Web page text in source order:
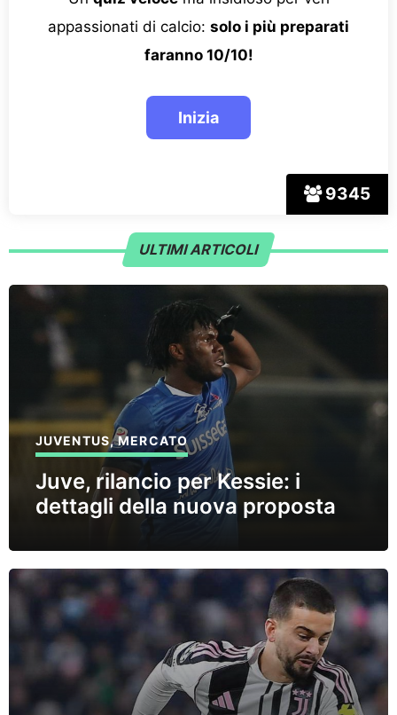
9345
appassionati di calcio: solo i più preparati
faranno 10/10!
ULTIMI ARTICOLI
JUVENTUS,MERCATO
Juve, rilancio per Kessie: i
dettagli della nuova proposta